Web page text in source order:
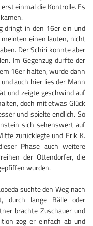
einmal die Kontrolle. Es
dringt in den 16er ein und
einen lauten, nicht
Der Schiri konnte aber
Im Gegenzug durfte der
16er halten, wurde dann
auch hier lies der Mann
und zeigte geschwind auf
doch mit etwas Glück
und spielte endlich. So
sich sehenswert auf
zurücklegte und Erik K.
Phase auch weitere
der Ottendorfer, die
wurden.
suchte den Weg nach
durch lange Bälle oder
brachte Zuschauer und
zog er einfach ab und